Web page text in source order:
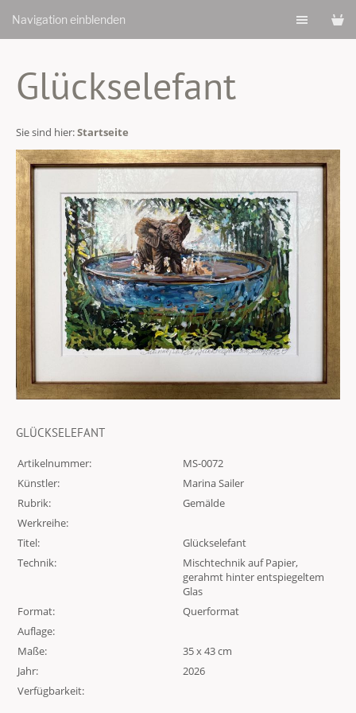
Navigation einblenden
Glückselefant
Sie sind hier:Startseite
GLÜCKSELEFANT
Artikelnummer:
MS-0072
Künstler:
Marina Sailer
Rubrik:
Gemälde
Werkreihe:
Titel:
Glückselefant
Technik:
Mischtechnik auf Papier,
gerahmt hinter entspiegeltem
Glas
Format:
Querformat
Auflage:
Maße:
35 x 43 cm
Jahr:
2026
Verfügbarkeit: